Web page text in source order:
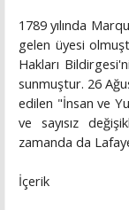
1789 yılında
gelen üyesi
Hakları
sunmuştur. 26
edilen "İnsan ve
ve sayısız
zamanda da
İçerik